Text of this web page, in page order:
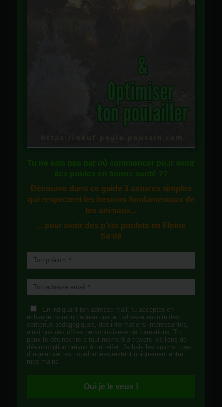
Tu ne sais pas par où commencer pour avoir
des poules en bonne santé ??
Découvre dans ce guide 3 astuces simples
qui respectent les besoins fondamentaux de
tes animaux...
... pour avoir des p'tits poulets en Pleine
Santé
En indiquant ton adresse mail, tu acceptes en
échange de mon cadeau que je t'adresse ensuite des
contenus pédagogiques, des informations intéressantes,
ainsi que des offres personnalisées de formations. Tu
peux te désinscrire à tout moment à travers les liens de
désinscription prévus à cet effet. Je hais les spams : pas
d'inquiétude tes coordonnées restent uniquement entre
mes mains.
Oui je le veux !